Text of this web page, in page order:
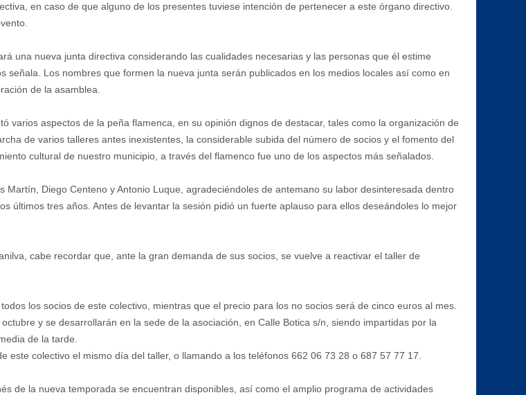
en caso de que alguno de los presentes tuviese intención de pertenecer a este órgano directivo.
una nueva junta directiva considerando las cualidades necesarias y las personas que él estime
Los nombres que formen la nueva junta serán publicados en los medios locales así como en
de la asamblea.
varios aspectos de la peña flamenca, en su opinión dignos de destacar, tales como la organización de
de varios talleres antes inexistentes, la considerable subida del número de socios y el fomento del
cultural de nuestro municipio, a través del flamenco fue uno de los aspectos más señalados.
Diego Centeno y Antonio Luque, agradeciéndoles de antemano su labor desinteresada dentro
últimos tres años. Antes de levantar la sesión pidió un fuerte aplauso para ellos deseándoles lo mejor
cabe recordar que, ante la gran demanda de sus socios, se vuelve a reactivar el taller de
los socios de este colectivo, mientras que el precio para los no socios será de cinco euros al mes.
y se desarrollarán en la sede de la asociación, en Calle Botica s/n, siendo impartidas por la
de la tarde.
colectivo el mismo día del taller, o llamando a los teléfonos 662 06 73 28 o 687 57 77 17.
de la nueva temporada se encuentran disponibles, así como el amplio programa de actividades